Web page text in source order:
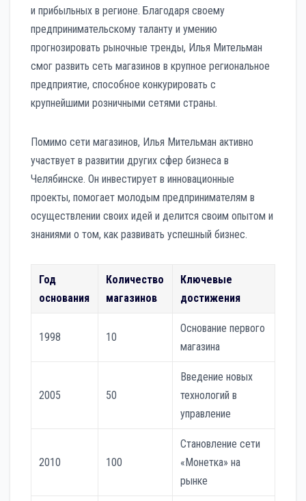
и прибыльных в регионе. Благодаря своему
предпринимательскому таланту и умению
прогнозировать рыночные тренды, Илья Мительман
смог развить сеть магазинов в крупное региональное
предприятие, способное конкурировать с
крупнейшими розничными сетями страны.
Помимо сети магазинов, Илья Мительман активно
участвует в развитии других сфер бизнеса в
Челябинске. Он инвестирует в инновационные
проекты, помогает молодым предпринимателям в
осуществлении своих идей и делится своим опытом и
знаниями о том, как развивать успешный бизнес.
Год
основания
Количество
магазинов
Ключевые
достижения
1998 10
Основание первого
магазина
2005 50
Введение новых
технологий в
управление
2010 100
Становление сети
«Монетка» на
рынке